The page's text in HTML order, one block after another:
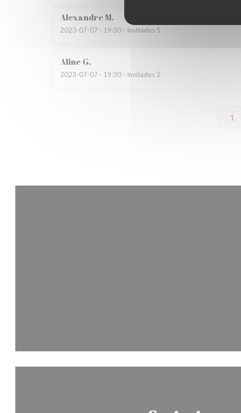
AlexandreM
2023-07-07 - 19:30 - Invitados 5
Aline G
2023-07-07 - 19:30 - Invitados 2
1